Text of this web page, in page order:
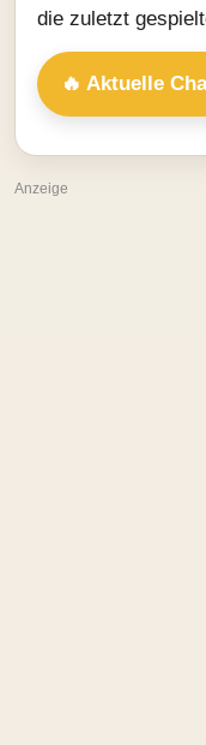
die zuletzt
🔥 Aktuelle
Anzeige